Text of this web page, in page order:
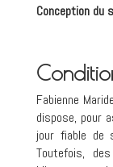
Conception du
Fabienne
dispose, pour
jour fiable de
Toutefois,